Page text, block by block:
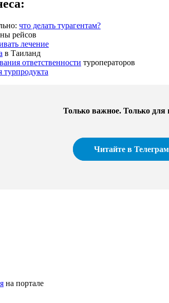
что делать турагентам?
рейсов
лечение
в Таиланд
ответственности туроператоров
турпродукта
Только важное. Только для
Читайте в
на портале